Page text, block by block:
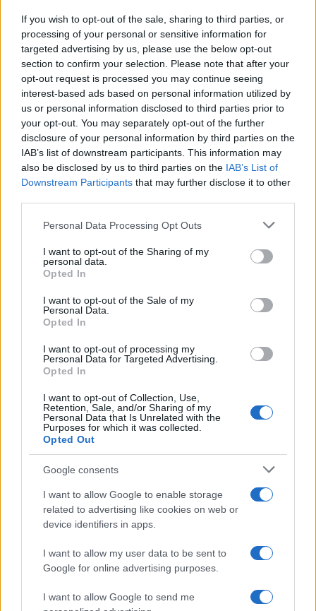
If you wish to opt-out of the sale, sharing to third parties, or
processing of your personal or sensitive information for
targeted advertising by us, please use the below opt-out
section to confirm your selection. Please note that after your
opt-out request is processed you may continue seeing
interest-based ads based on personal information utilized by
us or personal information disclosed to third parties prior to
your opt-out. You may separately opt-out of the further
disclosure of your personal information by third parties on the
IAB’s list of downstream participants. This information may
also be disclosed by us to third parties on the IAB’s List of
Downstream Participants that may further disclose it to other
Please note that this website/app uses one or more Google
not limited to your visit or usage behaviour. You may click to
grant or deny consent to Google and its third-party tags to
use your data for below specified purposes in below Google
consent section.
Personal Data Processing Opt Outs
I want to opt-out of the Sharing of my
personal data.
Opted In
I want to opt-out of the Sale of my
Personal Data.
Opted In
I want to opt-out of processing my
Personal Data for Targeted Advertising.
Opted In
I want to opt-out of Collection, Use,
Retention, Sale, and/or Sharing of my
Personal Data that Is Unrelated with the
Purposes for which it was collected.
Opted Out
Google consents
I want to allow Google to enable storage
related to advertising like cookies on web or
device identifiers in apps.
I want to allow my user data to be sent to
Google for online advertising purposes.
I want to allow Google to send me
Σχόλια
Σχολίασε εδώ
50 /50
2000 /2000
Υποβολή σχολίου
Πολιτική Απορρήτου
& Όροι Χρήσης της Google.
ΙΑΠΩΝΙΑ
Ακολουθήστε το Νewsit.gr στοGoogle News
ενημερωθείτε πρώτοι για όλη την ειδησεογραφία και τα
τελευταία νέατης ημέρας
Κωνσταντίνος Αργυρός και Αλεξάνδρα
Νίκα κάνουν διακοπές με πολυτελές γιοτ
με τα δύο παιδιά τους